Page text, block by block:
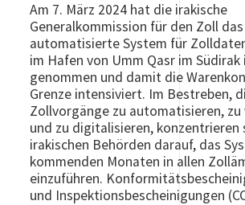
Am 7. März 2024 hat die irakische
Generalkommission für den Zoll
automatisierte System für Zolldaten
im Hafen von Umm Qasr im
genommen und damit die
Grenze intensiviert. Im Bestreben,
Zollvorgänge zu automatisieren, zu
und zu digitalisieren, konzentrieren
irakischen Behörden darauf, das
kommenden Monaten in allen
einzuführen.
und Inspektionsbescheinigungen